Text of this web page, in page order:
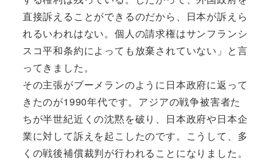
直接訴えることができるのだから、日本が訴えら
れるいわれはない。個人の請求権はサンフランシ
スコ平和条約によっても放棄されていない」と言
ってきました。
その主張がブーメランのように日本政府に返って
きたのが1990年代です。アジアの戦争被害者た
ちが半世紀近くの沈黙を破り、日本政府や日本企
業に対して訴えを起こしたのです。こうして、多
くの戦後補償裁判が行われることになりました。